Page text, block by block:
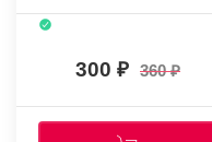
300 360